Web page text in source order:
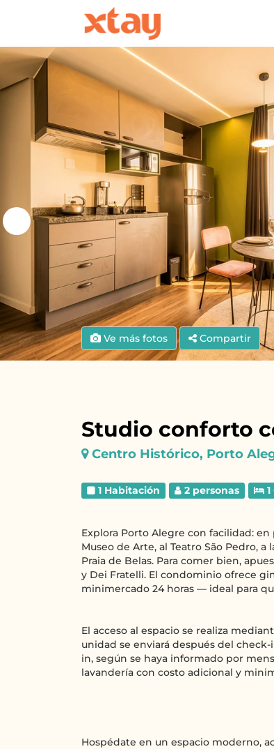
Ve más fotos Compartir
Studio conforto
Centro Histórico, Porto
1 Habitación 2 personas
Explora Porto Alegre con facilidad: en
Museo de Arte, al Teatro São Pedro,
Praia de Belas. Para comer bien,
y Dei Fratelli. El condominio ofrece
minimercado 24 horas — ideal para
El acceso al espacio se realiza
unidad se enviará después del
in, según se haya informado por
lavandería con costo adicional y
Hospédate en un espacio moderno,